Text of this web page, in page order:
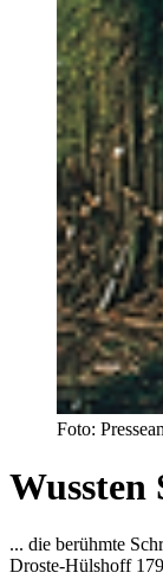
Foto:
Wussten
... die berühmte
Droste-Hülshoff